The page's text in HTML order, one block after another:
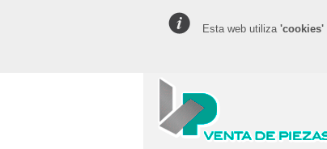
Esta web utiliza 'cookies'